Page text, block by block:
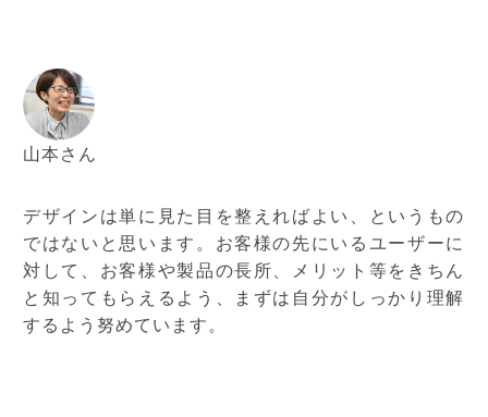
山本さん
デザインは単に見た目を整えればよい、というもの
ではないと思います。お客様の先にいるユーザーに
対して、お客様や製品の長所、メリット等をきちん
と知ってもらえるよう、まずは自分がしっかり理解
するよう努めています。